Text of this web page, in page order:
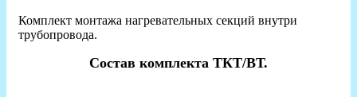
Комплект монтажа нагревательных секций внутри
трубопровода.
Состав комплекта ТКТ/ВТ.